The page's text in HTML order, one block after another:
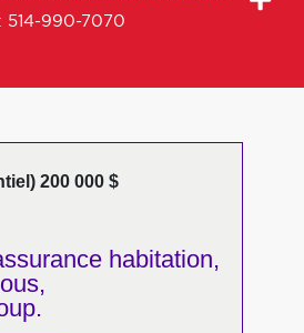
514-990-7070
200 000 $
habitation,